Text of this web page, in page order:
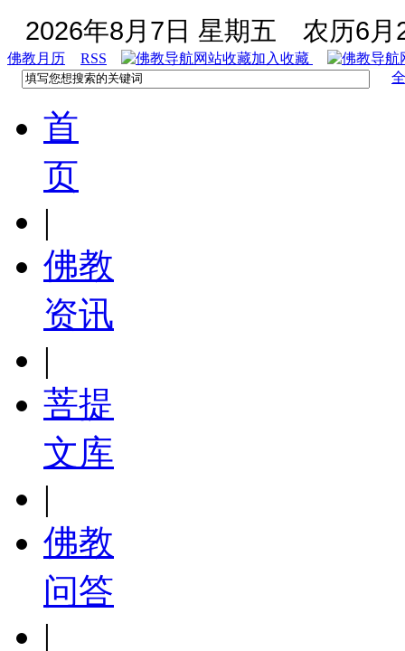
2026年8月7日 星期五 农历6月
佛教月历 RSS
加入收藏
首
页
|
佛教
资讯
|
菩提
文库
|
佛教
问答
|